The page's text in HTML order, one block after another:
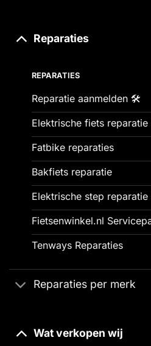
Reparaties
REPARATIES
Reparatie aanmelden 🛠️
Elektrische fiets reparatie
Fatbike reparaties
Bakfiets reparatie
Elektrische step reparatie
Fietsenwinkel.nl
Tenways Reparaties
Reparaties per merk
Wat verkopen wij